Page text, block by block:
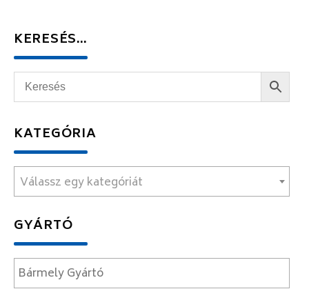
KERESÉS…
KATEGÓRIA
Válassz egy kategóriát
GYÁRTÓ